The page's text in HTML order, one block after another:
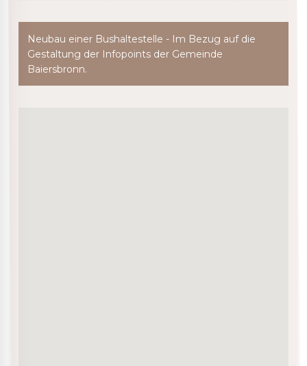
Neubau einer Bushaltestelle - Im Bezug auf die
Gestaltung der Infopoints der Gemeinde
Baiersbronn.